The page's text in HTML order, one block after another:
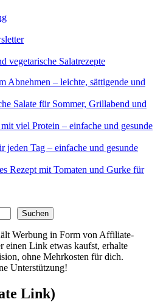
vegetarische Salatrezepte
Abnehmen – leichte, sättigende und
Salate für Sommer, Grillabend und
viel Protein – einfache und gesunde
jeden Tag – einfache und gesunde
Rezept mit Tomaten und Gurke für
Suchen
Werbung in Form von Affiliate-
einen Link etwas kaufst, erhalte
ohne Mehrkosten für dich.
Unterstützung!
Link)